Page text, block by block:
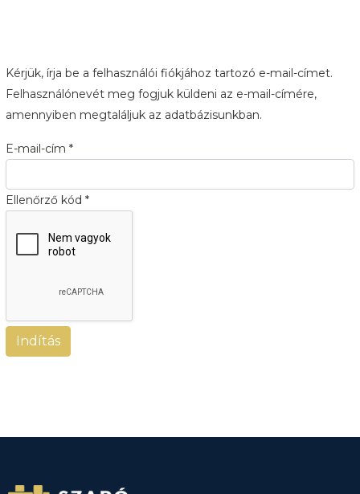
Kérjük, írja be a felhasználói fiókjához tartozó e-mail-címet.
Felhasználónevét meg fogjuk küldeni az e-mail-címére,
amennyiben megtaláljuk az adatbázisunkban.
E-mail-cím *
Ellenőrző kód *
Indítás